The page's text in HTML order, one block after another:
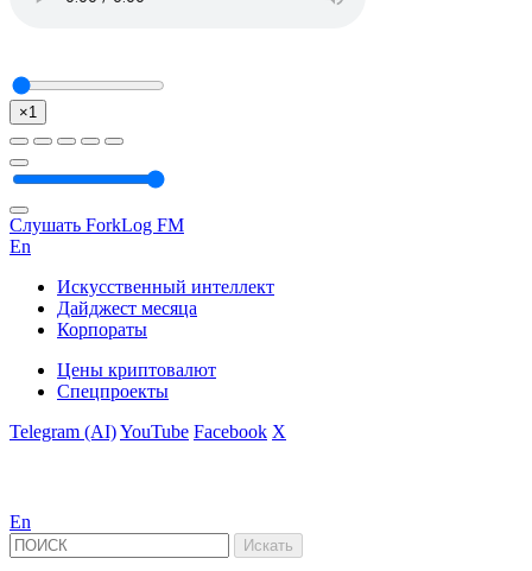
×1
Слушать ForkLog FM
En
Искусственный интеллект
Дайджест месяца
Корпораты
Цены криптовалют
Спецпроекты
Telegram (AI)YouTube Facebook X
En